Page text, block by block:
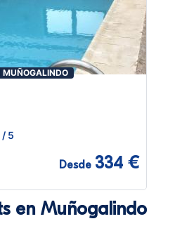
MUÑOGALINDO
/ 5
Desde 334 €
en Muñogalindo